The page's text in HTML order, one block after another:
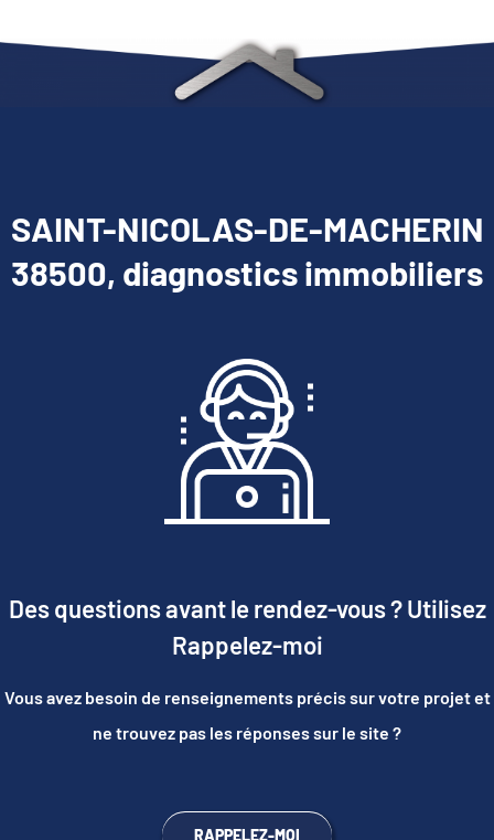
SAINT-NICOLAS-DE-MACHERIN
38500, diagnostics immobiliers
Des questions avant le rendez-vous ? Utilisez
Rappelez-moi
Vous avez besoin de renseignements précis sur votre projet et
ne trouvez pas les réponses sur le site ?
RAPPELEZ-MOI